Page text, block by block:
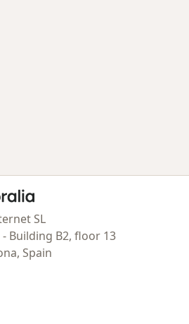
de inicio
SL
- Building B2, floor 13
Spain